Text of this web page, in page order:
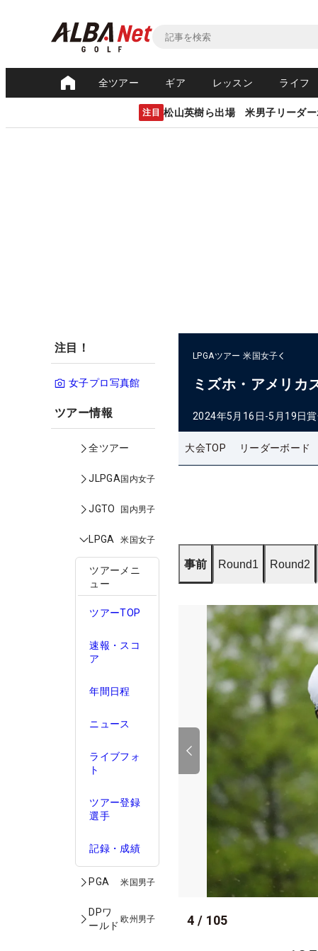
全ツアー ギア レッスン ライフ
注目 松山英樹ら出場 米男子リーダー
注目！
女子プロ写真館
ツアー情報
全ツアー
JLPGA国内女子
JGTO 国内男子
LPGA 米国女子
ツアーメニ
ュー
ツアーTOP
速報・スコ
ア
年間日程
ニュース
ライブフォ
ト
ツアー登録
選手
記録・成績
PGA 米国男子
DPワ
ールド
欧州男子
LPGAツアー 米国女子
ミズホ・アメリカ
2024年5月16日-5月19日
大会TOP リーダーボード
事前 Round1 Round2
4 / 105